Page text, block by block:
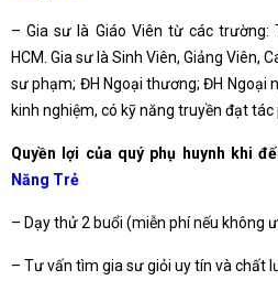
– Gia sư là Giáo Viên từ các trường:
HCM. Gia sư là Sinh Viên, Giảng Viên,
sư phạm; ĐH Ngoại thương; ĐH Ngoại
kinh nghiệm, có kỹ năng truyền đạt
Quyền lợi của quý phụ huynh khi
Năng Trẻ
– Dạy thử 2 buổi (miễn phí nếu không
– Tư vấn tìm gia sư giỏi uy tín và chất